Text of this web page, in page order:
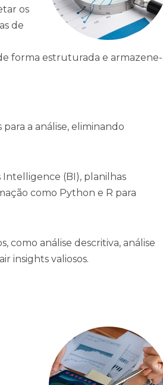
os
de
forma estruturada e armazene-
para a análise, eliminando
(BI), planilhas
como Python e R para
como análise descritiva, análise
insights valiosos.